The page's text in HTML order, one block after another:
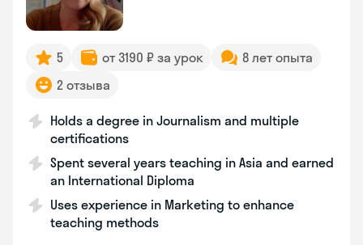
5 от 3190 ₽ за урок
8 лет опыта
2 отзыва
Holds a degree in Journalism and multiple
certifications
Spent several years teaching in Asia and earned
an International Diploma
Uses experience in Marketing to enhance
teaching methods